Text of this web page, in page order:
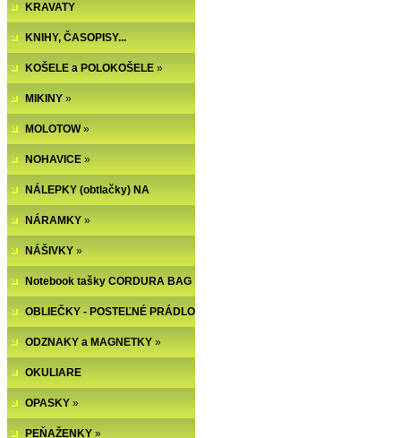
KRAVATY
KNIHY, ČASOPISY...
KOŠELE a POLOKOŠELE »
MIKINY »
MOLOTOW»
NOHAVICE »
NÁLEPKY (obtlačky) NA
NECHTY
NÁRAMKY »
NÁŠIVKY »
Notebook tašky CORDURA BAG
OBLIEČKY - POSTEĽNÉ PRÁDLO
ODZNAKY a MAGNETKY »
OKULIARE
OPASKY »
PEŇAŽENKY »